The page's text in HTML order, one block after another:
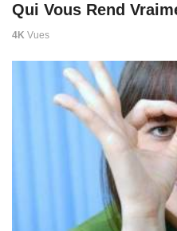
Qui Vous Rend
4K Vues